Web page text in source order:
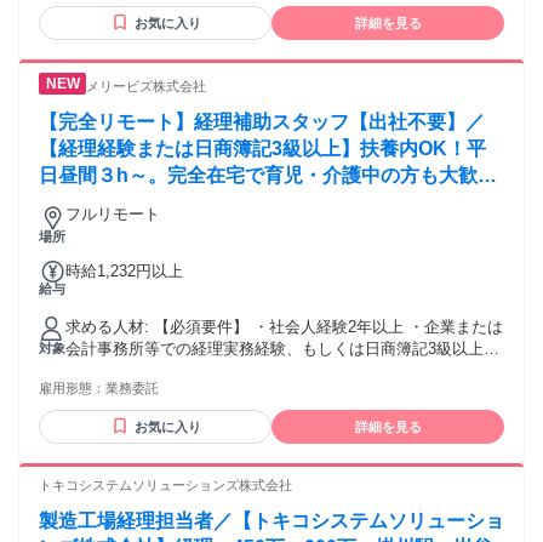
をお持ちの方 【歓迎要件】 ◆BPOやアウトソーシング事業会
社に所属されたご経験のある方 ◆顧客業務を担当したことが
度働きたい主婦（夫）の方 ✓ 通勤時間を削減し、家事や家族
との時間を大切にしたい方 ✓ 将来的に正社員を目指したい方
※採用選考時に、PCを使った選考を実施いたします 面接にお
進みいただく場合はお手元にPC(タブレット端末不可)をご用
意いただきますのでご了承ください (入社時には弊社からPC
を貸与します)
お気に入り 詳細を見る
メリービズ株式会社
【完全リモート】経理補助スタッフ【出社不要】／
【経理経験または日商簿記3級以上】扶養内OK！平
日昼間３h～。完全在宅で育児・介護中の方も大歓迎
場所
フルリモート
給与
時給1,232円以上
対象
求める人材: 【必須要件】 ・社会人経験2年以上 ・企業または
会計事務所等での経理実務経験、もしくは日商簿記3級以上の
きる方、未経験であっても抵抗がなく自ら習得することがで
きる方 【歓迎要件】 ・会計ソフトの利用経験 （freee会計 /
MF(マネーフォワード)クラウド 等） ・ワークフローシステム
チームで業務に取り組むのが好きな方 【用意が必要な環境】
コン （※１）（※２）（※３） ・インターネット環境：速
雇用形態： 業務委託
お気に入り 詳細を見る
トキコシステムソリューションズ株式会社
製造工場経理担当者／【トキコシステムソリューショ